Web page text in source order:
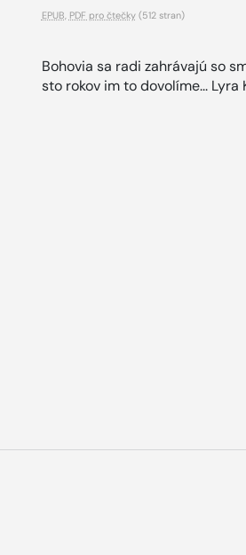
EPUB PDF pro čtečky(512 stran)
Bohovia sa radi zahrávajú so
sto rokov im to dovolíme... Lyra